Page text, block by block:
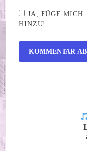
JA, FÜGE
HINZU!